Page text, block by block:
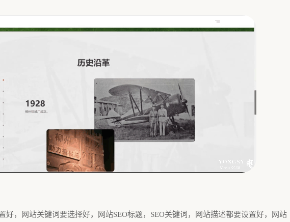
好，网站关键词要选择好，网站SEO标题，SEO关键词，网站描述都要设置好，网站